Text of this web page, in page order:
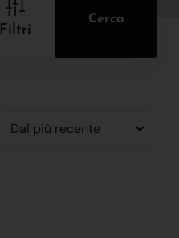
Filtri
Cerca
Dal più recente